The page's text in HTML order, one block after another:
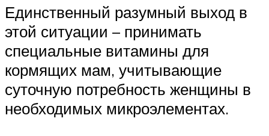
Единственный разумный выход в
этой ситуации – принимать
специальные витамины для
кормящих мам, учитывающие
суточную потребность женщины в
необходимых микроэлементах.